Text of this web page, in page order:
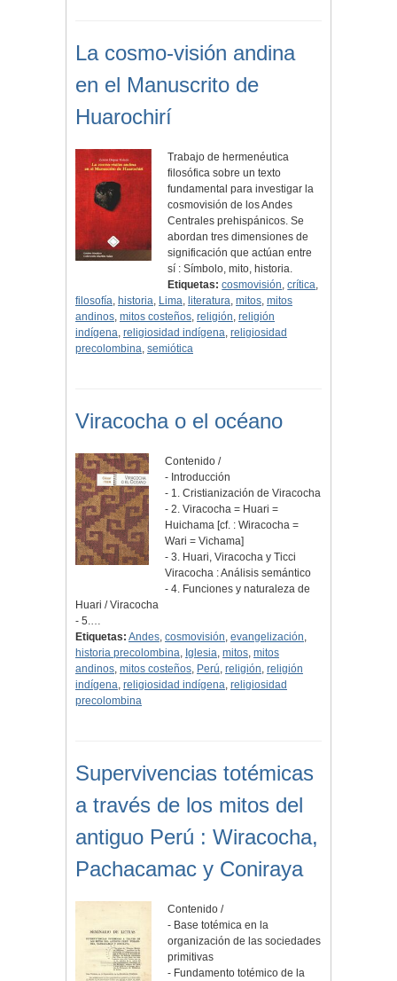
La cosmo-visión andina
en el Manuscrito de
Huarochirí
Trabajo de hermenéutica
filosófica sobre un texto
fundamental para investigar la
cosmovisión de los Andes
Centrales prehispánicos. Se
abordan tres dimensiones de
significación que actúan entre
sí : Símbolo, mito, historia.
Etiquetas: cosmovisión,crítica,
filosofía, historia, Lima, literatura, mitos, mitos
andinos, mitos costeños, religión, religión
indígena, religiosidad indígena, religiosidad
precolombina, semiótica
Viracocha o el océano
Contenido /
- Introducción
- 1. Cristianización de Viracocha
- 2. Viracocha = Huari =
Huichama [cf. : Wiracocha =
Wari = Vichama]
- 3. Huari, Viracocha y Ticci
Viracocha : Análisis semántico
- 4. Funciones y naturaleza de
Huari / Viracocha
- 5.…
Etiquetas: Andes, cosmovisión, evangelización,
historia precolombina, Iglesia, mitos, mitos
andinos, mitos costeños, Perú, religión, religión
indígena, religiosidad indígena, religiosidad
precolombina
Supervivencias totémicas
a través de los mitos del
antiguo Perú : Wiracocha,
Pachacamac y Coniraya
Contenido /
- Base totémica en la
organización de las sociedades
primitivas
- Fundamento totémico de la